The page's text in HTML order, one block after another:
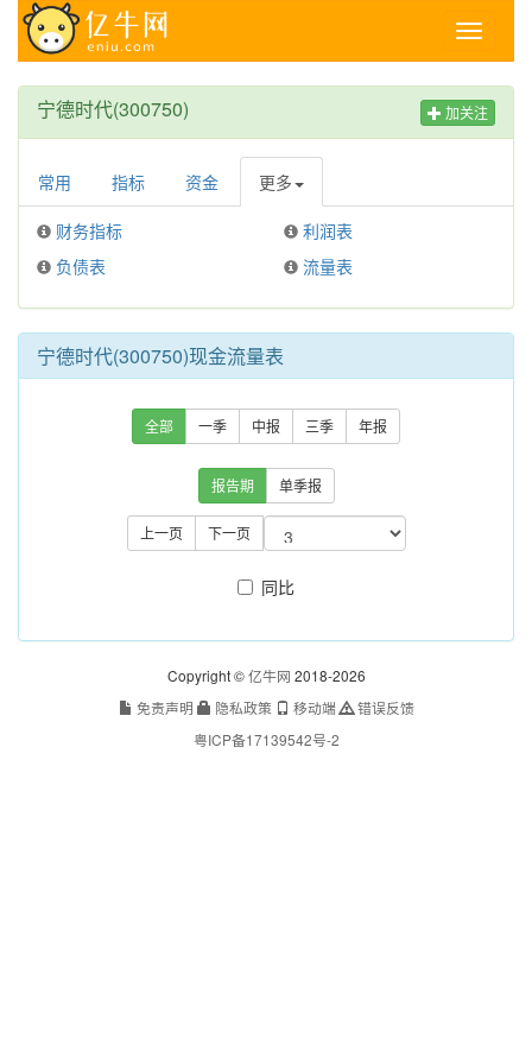
Toggle
宁德时代(300750) 加关注
常用 指标 资金 更多
财务指标
利润表
负债表
流量表
宁德时代(300750)现金流量表
全部 一季 中报 三季 年报
报告期 单季报
上一页 下一页
同比
Copyright ©亿牛网 2018-2026
免责声明
隐私政策 移动端
错误反馈
粤ICP备17139542号-2